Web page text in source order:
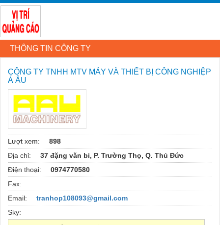
THÔNG TIN CÔNG TY
CÔNG TY TNHH MTV MÁY VÀ THIẾT BỊ CÔNG NGHIỆP
Á ÂU
Lượt xem:
898
Địa chỉ:
37 đặng văn bi, P. Trường Thọ, Q. Thủ Đức
Điện thoại:
0974770580
Fax:
Email:
tranhop108093@gmail.com
Sky: